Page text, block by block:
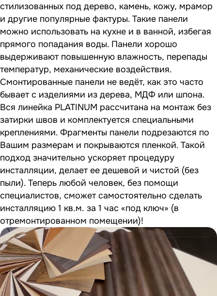
стилизованных под дерево, камень, кожу, мрамор
и другие популярные фактуры. Такие панели
можно использовать на кухне и в ванной, избегая
прямого попадания воды. Панели хорошо
выдерживают повышенную влажность, перепады
температур, механические воздействия.
Смонтированные панели не ведёт, как это часто
бывает с изделиями из дерева, МДФ или шпона.
Вся линейка PLATINUM рассчитана на монтаж без
затирки швов и комплектуется специальными
креплениями. Фрагменты панели подрезаются по
Вашим размерам и покрываются пленкой. Такой
подход значительно ускоряет процедуру
инсталляции, делает ее дешевой и чистой (без
пыли). Теперь любой человек, без помощи
специалистов, сможет самостоятельно сделать
инсталляцию 1 кв.м. за 1 час «под ключ» (в
отремонтированном помещении)!